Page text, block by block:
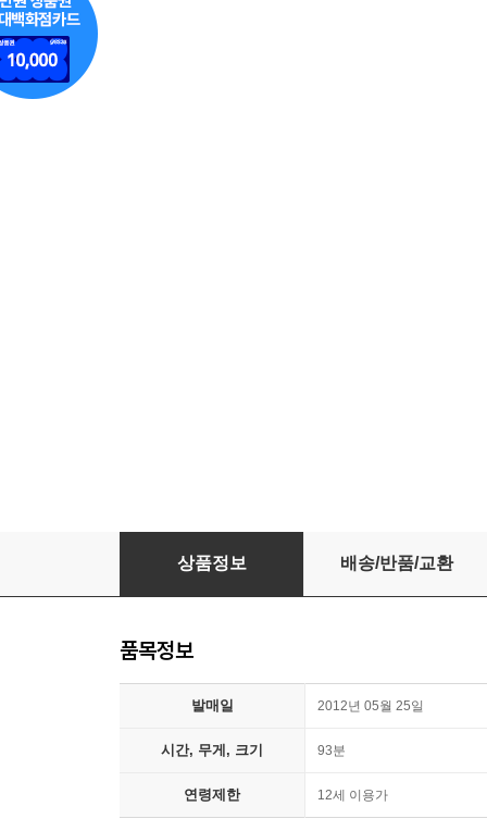
천사의숨소리
상품정보 배송/반품/교환
품목정보
발매일 2012년 05월 25일
시간, 무게, 크기 93분
연령제한 12세 이용가